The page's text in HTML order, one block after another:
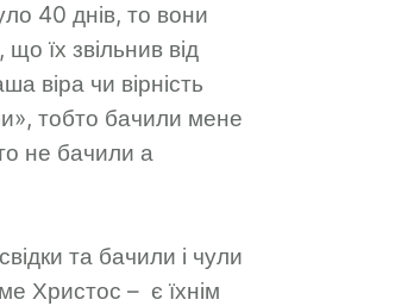
40 днів, то вони
їх звільнив від
віра чи вірність
тобто бачили мене
не бачили а
та бачили і чули
Христос – є їхнім